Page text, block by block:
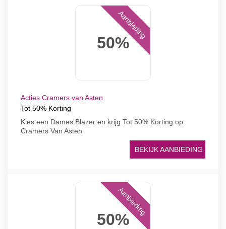
50%
Aanbieding
Acties Cramers van Asten
Tot 50% Korting
Kies een Dames Blazer en krijg Tot 50% Korting op
Cramers Van Asten
BEKIJK AANBIEDING
50%
Aanbieding